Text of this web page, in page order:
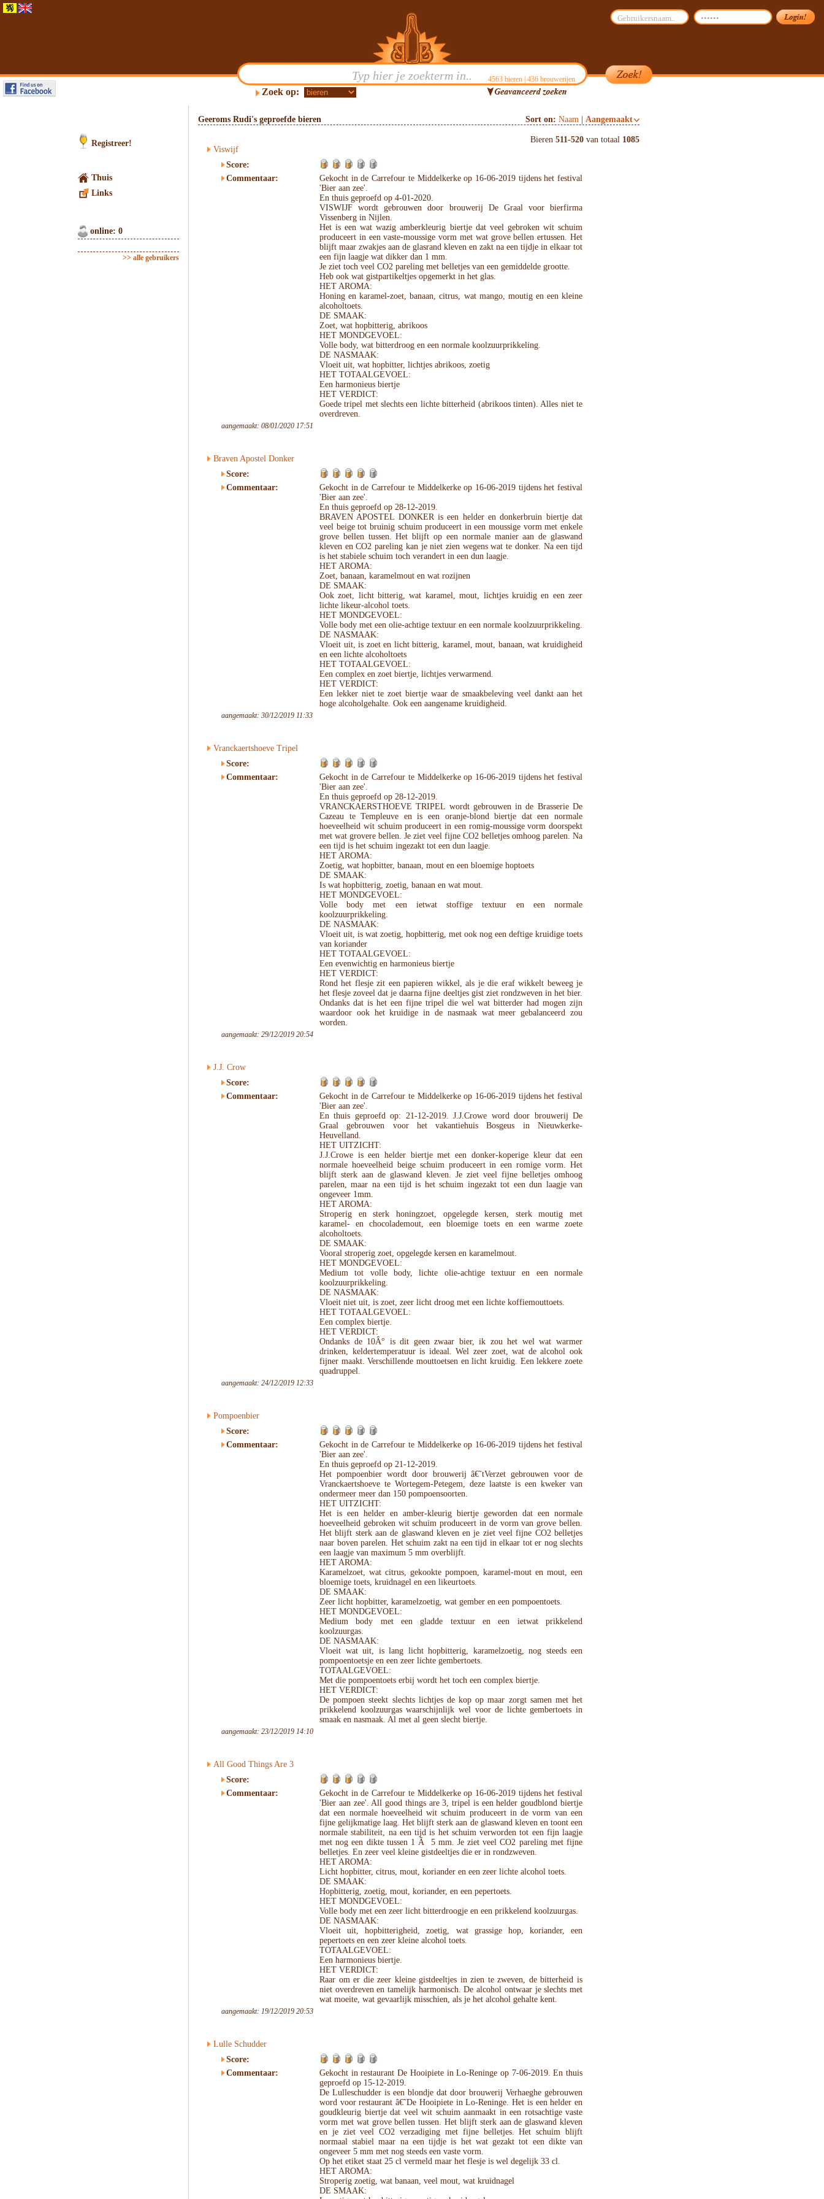
4563bieren | 436brouwerijen
Zoek op:
Registreer!
Thuis
Links
online: 0
>> alle gebruikers
Geeroms Rudi's geproefde bieren Sort on: Naam Aangemaakt
Bieren 511-520 van totaal 1085
Viswijf
Score:
Commentaar:
Gekocht in de Carrefour te Middelkerke op 16-06-2019 tijdens het festival
'Bier aan zee'.
En thuis geproefd op 4-01-2020.
VISWIJF wordt gebrouwen door brouwerij De Graal voor bierfirma
Vissenberg in Nijlen.
Het is een wat wazig amberkleurig biertje dat veel gebroken wit schuim
produceert in een vaste-moussige vorm met wat grove bellen ertussen. Het
blijft maar zwakjes aan de glasrand kleven en zakt na een tijdje in elkaar tot
een fijn laagje wat dikker dan 1 mm.
Je ziet toch veel CO2 pareling met belletjes van een gemiddelde grootte.
Heb ook wat gistpartikeltjes opgemerkt in het glas.
HET AROMA:
Honing en karamel-zoet, banaan, citrus, wat mango, moutig en een kleine
alcoholtoets.
DE SMAAK:
Zoet, wat hopbitterig, abrikoos
HET MONDGEVOEL:
Volle body, wat bitterdroog en een normale koolzuurprikkeling.
DE NASMAAK:
Vloeit uit, wat hopbitter, lichtjes abrikoos, zoetig
HET TOTAALGEVOEL:
Een harmonieus biertje
HET VERDICT:
Goede tripel met slechts een lichte bitterheid (abrikoos tinten). Alles niet te
overdreven.
aangemaakt: 08/01/2020 17:51
Braven Apostel Donker
Score:
Commentaar:
Gekocht in de Carrefour te Middelkerke op 16-06-2019 tijdens het festival
'Bier aan zee'.
En thuis geproefd op 28-12-2019.
BRAVEN APOSTEL DONKER is een helder en donkerbruin biertje dat
veel beige tot bruinig schuim produceert in een moussige vorm met enkele
grove bellen tussen. Het blijft op een normale manier aan de glaswand
kleven en CO2 pareling kan je niet zien wegens wat te donker. Na een tijd
is het stabiele schuim toch verandert in een dun laagje.
HET AROMA:
Zoet, banaan, karamelmout en wat rozijnen
DE SMAAK:
Ook zoet, licht bitterig, wat karamel, mout, lichtjes kruidig en een zeer
lichte likeur-alcohol toets.
HET MONDGEVOEL:
Volle body met een olie-achtige textuur en een normale koolzuurprikkeling.
DE NASMAAK:
Vloeit uit, is zoet en licht bitterig, karamel, mout, banaan, wat kruidigheid
en een lichte alcoholtoets
HET TOTAALGEVOEL:
Een complex en zoet biertje, lichtjes verwarmend.
HET VERDICT:
Een lekker niet te zoet biertje waar de smaakbeleving veel dankt aan het
hoge alcoholgehalte. Ook een aangename kruidigheid.
aangemaakt: 30/12/2019 11:33
Vranckaertshoeve Tripel
Score:
Commentaar:
Gekocht in de Carrefour te Middelkerke op 16-06-2019 tijdens het festival
'Bier aan zee'.
En thuis geproefd op 28-12-2019.
VRANCKAERSTHOEVE TRIPEL wordt gebrouwen in de Brasserie De
Cazeau te Templeuve en is een oranje-blond biertje dat een normale
hoeveelheid wit schuim produceert in een romig-moussige vorm doorspekt
met wat grovere bellen. Je ziet veel fijne CO2 belletjes omhoog parelen. Na
een tijd is het schuim ingezakt tot een dun laagje.
HET AROMA:
Zoetig, wat hopbitter, banaan, mout en een bloemige hoptoets
DE SMAAK:
Is wat hopbitterig, zoetig, banaan en wat mout.
HET MONDGEVOEL:
Volle body met een ietwat stoffige textuur en een normale
koolzuurprikkeling.
DE NASMAAK:
Vloeit uit, is wat zoetig, hopbitterig, met ook nog een deftige kruidige toets
van koriander
HET TOTAALGEVOEL:
Een evenwichtig en harmonieus biertje
HET VERDICT:
Rond het flesje zit een papieren wikkel, als je die eraf wikkelt beweeg je
het flesje zoveel dat je daarna fijne deeltjes gist ziet rondzweven in het bier.
Ondanks dat is het een fijne tripel die wel wat bitterder had mogen zijn
waardoor ook het kruidige in de nasmaak wat meer gebalanceerd zou
worden.
aangemaakt: 29/12/2019 20:54
J.J. Crow
Score:
Commentaar:
Gekocht in de Carrefour te Middelkerke op 16-06-2019 tijdens het festival
'Bier aan zee'.
En thuis geproefd op: 21-12-2019. J.J.Crowe word door brouwerij De
Graal gebrouwen voor het vakantiehuis Bosgeus in Nieuwkerke-
Heuvelland.
HET UITZICHT:
J.J.Crowe is een helder biertje met een donker-koperige kleur dat een
normale hoeveelheid beige schuim produceert in een romige vorm. Het
blijft sterk aan de glaswand kleven. Je ziet veel fijne belletjes omhoog
parelen, maar na een tijd is het schuim ingezakt tot een dun laagje van
ongeveer 1mm.
HET AROMA:
Stroperig en sterk honingzoet, opgelegde kersen, sterk moutig met
karamel- en chocolademout, een bloemige toets en een warme zoete
alcoholtoets.
DE SMAAK:
Vooral stroperig zoet, opgelegde kersen en karamelmout.
HET MONDGEVOEL:
Medium tot volle body, lichte olie-achtige textuur en een normale
koolzuurprikkeling.
DE NASMAAK:
Vloeit niet uit, is zoet, zeer licht droog met een lichte koffiemouttoets.
HET TOTAALGEVOEL:
Een complex biertje.
HET VERDICT:
Ondanks de 10Â° is dit geen zwaar bier, ik zou het wel wat warmer
drinken, keldertemperatuur is ideaal. Wel zeer zoet, wat de alcohol ook
fijner maakt. Verschillende mouttoetsen en licht kruidig. Een lekkere zoete
quadruppel.
aangemaakt: 24/12/2019 12:33
Pompoenbier
Score:
Commentaar:
Gekocht in de Carrefour te Middelkerke op 16-06-2019 tijdens het festival
'Bier aan zee'.
En thuis geproefd op 21-12-2019.
Het pompoenbier wordt door brouwerij â€˜tVerzet gebrouwen voor de
Vranckaertshoeve te Wortegem-Petegem, deze laatste is een kweker van
ondermeer meer dan 150 pompoensoorten.
HET UITZICHT:
Het is een helder en amber-kleurig biertje geworden dat een normale
hoeveelheid gebroken wit schuim produceert in de vorm van grove bellen.
Het blijft sterk aan de glaswand kleven en je ziet veel fijne CO2 belletjes
naar boven parelen. Het schuim zakt na een tijd in elkaar tot er nog slechts
een laagje van maximum 5 mm overblijft.
HET AROMA:
Karamelzoet, wat citrus, gekookte pompoen, karamel-mout en mout, een
bloemige toets, kruidnagel en een likeurtoets.
DE SMAAK:
Zeer licht hopbitter, karamelzoetig, wat gember en een pompoentoets.
HET MONDGEVOEL:
Medium body met een gladde textuur en een ietwat prikkelend
koolzuurgas.
DE NASMAAK:
Vloeit wat uit, is lang licht hopbitterig, karamelzoetig, nog steeds een
pompoentoetsje en een zeer lichte gembertoets.
TOTAALGEVOEL:
Met die pompoentoets erbij wordt het toch een complex biertje.
HET VERDICT:
De pompoen steekt slechts lichtjes de kop op maar zorgt samen met het
prikkelend koolzuurgas waarschijnlijk wel voor de lichte gembertoets in
smaak en nasmaak. Al met al geen slecht biertje.
aangemaakt: 23/12/2019 14:10
All Good Things Are 3
Score:
Commentaar:
Gekocht in de Carrefour te Middelkerke op 16-06-2019 tijdens het festival
'Bier aan zee'. All good things are 3, tripel is een helder goudblond biertje
dat een normale hoeveelheid wit schuim produceert in de vorm van een
fijne gelijkmatige laag. Het blijft sterk aan de glaswand kleven en toont een
normale stabiliteit, na een tijd is het schuim verworden tot een fijn laagje
met nog een dikte tussen 1 Ã 5 mm. Je ziet veel CO2 pareling met fijne
belletjes. En zeer veel kleine gistdeeltjes die er in rondzweven.
HET AROMA:
Licht hopbitter, citrus, mout, koriander en een zeer lichte alcohol toets.
DE SMAAK:
Hopbitterig, zoetig, mout, koriander, en een pepertoets.
HET MONDGEVOEL:
Volle body met een zeer licht bitterdroogje en een prikkelend koolzuurgas.
DE NASMAAK:
Vloeit uit, hopbitterigheid, zoetig, wat grassige hop, koriander, een
pepertoets en een zeer kleine alcohol toets.
TOTAALGEVOEL:
Een harmonieus biertje.
HET VERDICT:
Raar om er die zeer kleine gistdeeltjes in zien te zweven, de bitterheid is
niet overdreven en tamelijk harmonisch. De alcohol ontwaar je slechts met
wat moeite, wat gevaarlijk misschien, als je het alcohol gehalte kent.
aangemaakt: 19/12/2019 20:53
Lulle Schudder
Score:
Commentaar:
Gekocht in restaurant De Hooipiete in Lo-Reninge op 7-06-2019. En thuis
geproefd op 15-12-2019.
De Lulleschudder is een blondje dat door brouwerij Verhaeghe gebrouwen
word voor restaurant â€˜De Hooipiete in Lo-Reninge. Het is een helder en
goudkleurig biertje dat veel wit schuim aanmaakt in een rotsachtige vaste
vorm met wat grove bellen tussen. Het blijft sterk aan de glaswand kleven
en je ziet veel CO2 verzadiging met fijne belletjes. Het schuim blijft
normaal stabiel maar na een tijdje is het wat gezakt tot een dikte van
ongeveer 5 mm met nog steeds een vaste vorm.
Op het etiket staat 25 cl vermeld maar het flesje is wel degelijk 33 cl.
HET AROMA:
Stroperig zoetig, wat banaan, veel mout, wat kruidnagel
DE SMAAK: